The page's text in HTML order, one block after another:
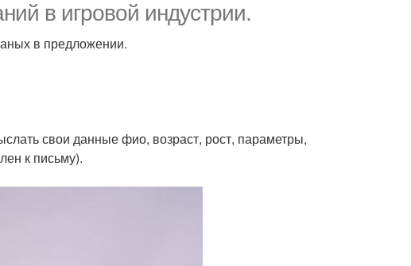
в игровой индустрии.
в предложении.
свои данные фио, возраст, рост, параметры,
к письму).